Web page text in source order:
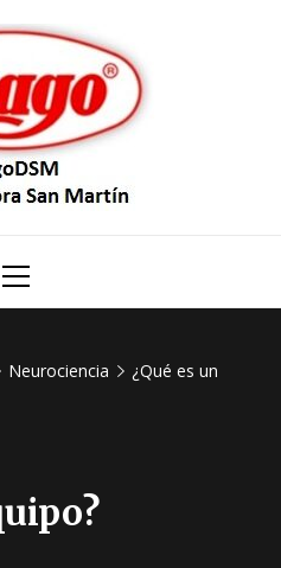
San
principal
Neurociencia
¿Qué es un